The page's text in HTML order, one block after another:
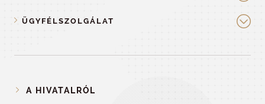
ÜGYFÉLSZOLGÁLAT
A HIVATALRÓL